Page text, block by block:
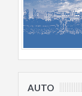
AUTO